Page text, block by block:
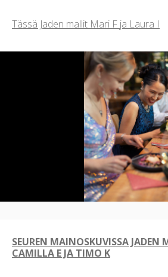
Tässä Jaden mallit Mari F ja Laura I
SEUREN MAINOSKUVISSA JADEN
CAMILLA E JA TIMO K